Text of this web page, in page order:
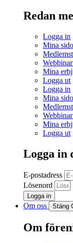
Redan
Logga in
Mina
Mina
Logga ut
Logga in
Mina
Mina
Logga ut
Logga in
E-postadress
Lösenord
Logga in
Om oss Stäng
Om